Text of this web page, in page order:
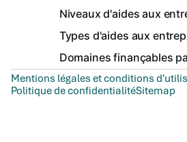
Niveaux d'aides aux
Types d'aides aux
Domaines finançables
Mentions légales et conditions
Politique de confidentialitéSitemap